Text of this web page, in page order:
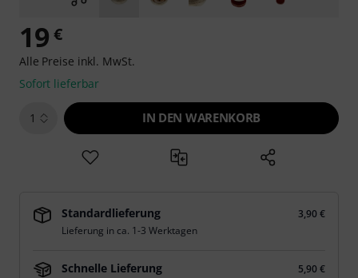
19 €
Alle Preise inkl. MwSt.
Sofort lieferbar
1 IN DEN WARENKORB
Standardlieferung
3,90 €
Lieferung in ca. 1-3 Werktagen
Schnelle Lieferung
5,90 €